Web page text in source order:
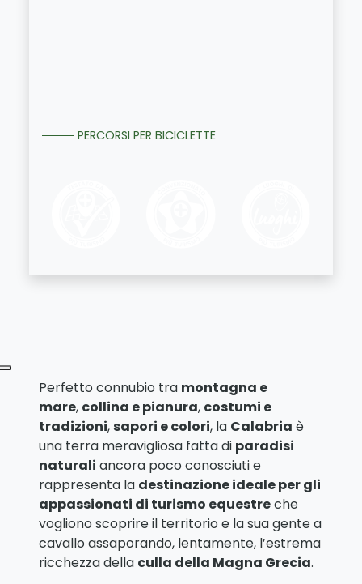
PERCORSI PER BICICLETTE
Perfetto connubio tra montagna e
mare, collina e pianura, costumi e
tradizioni,sapori e colori, la Calabria è
una terra meravigliosa fatta di paradisi
naturali ancora poco conosciuti e
rappresenta la destinazione ideale per gli
appassionati di turismo equestreche
vogliono scoprire il territorio e la sua gente a
cavallo assaporando, lentamente, l’estrema
ricchezza della culla della Magna Grecia.